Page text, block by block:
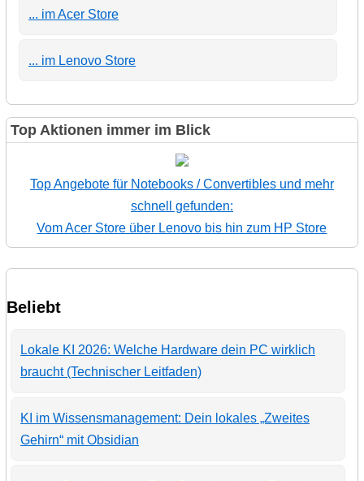
... im Acer Store
... im Lenovo Store
Top Aktionen immer im Blick
Top Angebote für Notebooks / Convertibles und mehr
schnell gefunden:
Vom Acer Store über Lenovo bis hin zum HP Store
Beliebt
Lokale KI 2026: Welche Hardware dein PC wirklich
braucht (Technischer Leitfaden)
KI im Wissensmanagement: Dein lokales „Zweites
Gehirn“ mit Obsidian